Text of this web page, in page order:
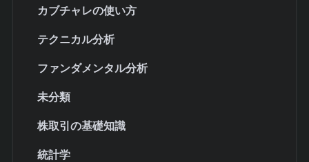
カブチャレの使い方
テクニカル分析
ファンダメンタル分析
未分類
株取引の基礎知識
統計学